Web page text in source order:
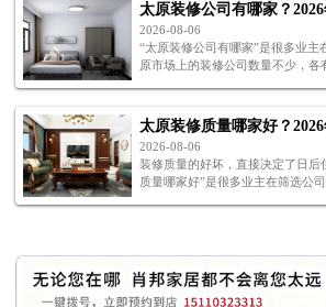
2026-08-06
“太原装修公司有哪家”是很多业主
原市场上的装修公司数量不少，各
2026-08-06
装修质量的好坏，直接决定了日后
质量哪家好”是很多业主在筛选公